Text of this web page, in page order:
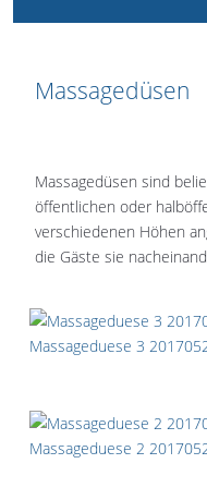
Massagedüsen
Massagedüsen sind
öffentlichen oder
verschiedenen Höhen
die Gäste sie
Massageduese 3
Massageduese 2